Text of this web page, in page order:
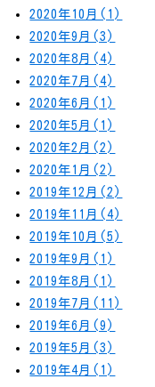
2020年10月(1)
2020年9月(3)
2020年8月(4)
2020年7月(4)
2020年6月(1)
2020年5月(1)
2020年2月(2)
2020年1月(2)
2019年12月(2)
2019年11月(4)
2019年10月(5)
2019年9月(1)
2019年8月(1)
2019年7月(11)
2019年6月(9)
2019年5月(3)
2019年4月(1)